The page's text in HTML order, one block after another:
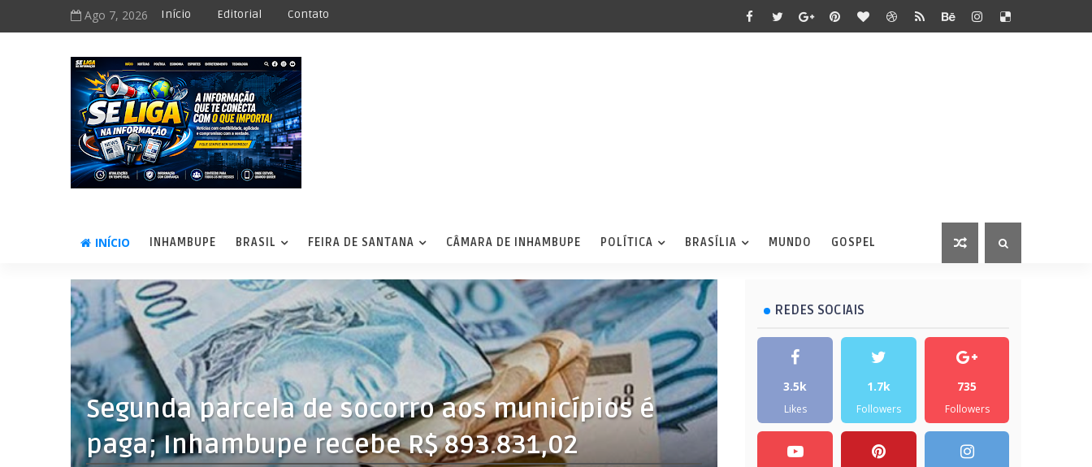
Ago 7, 2026 Início Editorial Contato
INÍCIO INHAMBUPE BRASIL FEIRA DE SANTANA CÂMARA DE INHAMBUPE POLÍTICA BRASÍLIA MUNDO GOSPEL
Segunda parcela de socorro aos municípios é
paga; Inhambupe recebe R$ 893.831,02
REDES SOCIAIS
3.5k
Likes
1.7k
Followers
735
Followers